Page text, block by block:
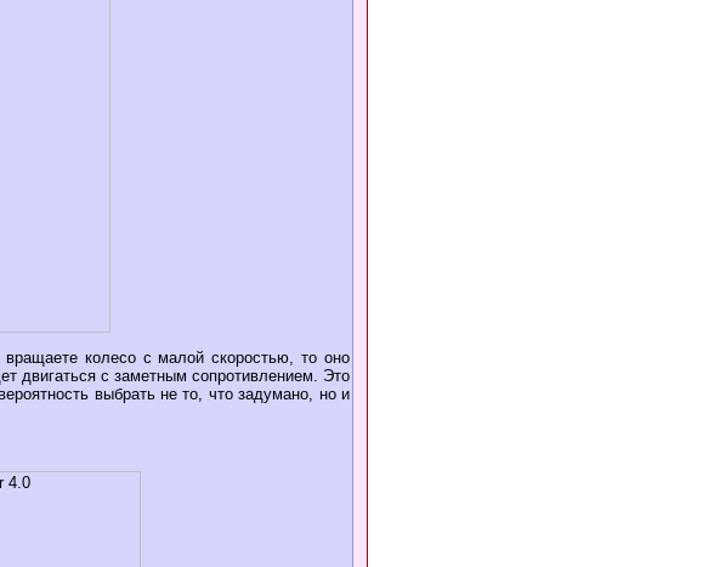
вращаете колесо с малой скоростью, то оно
двигаться с заметным сопротивлением. Это
выбрать не то, что задумано, но и